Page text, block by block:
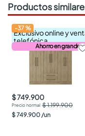
Productos
Exclusivo online y
telefónica
Ahorro en grande
-37%
$ 749.900
$ 1.199.900
$749.900 /un